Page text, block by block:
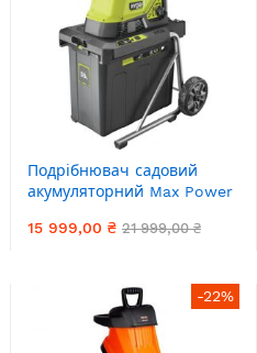
Подрібнювач садовий
акумуляторний Max Power
40мм 55л фреза
15 999,00 ₴ 21 999,00 ₴
-22%